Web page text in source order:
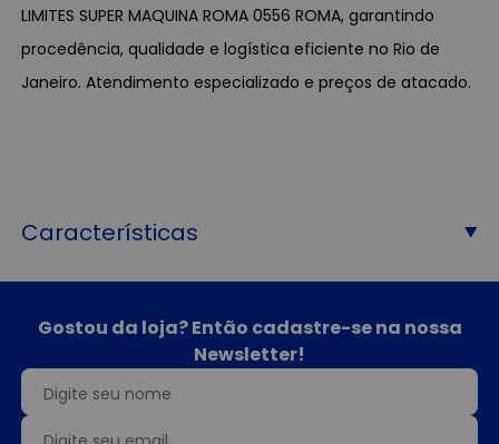
LIMITES SUPER MAQUINA ROMA 0556 ROMA, garantindo
procedência, qualidade e logística eficiente no Rio de
Janeiro. Atendimento especializado e preços de atacado.
Características
Gostou da loja? Então cadastre-se na nossa
Newsletter!